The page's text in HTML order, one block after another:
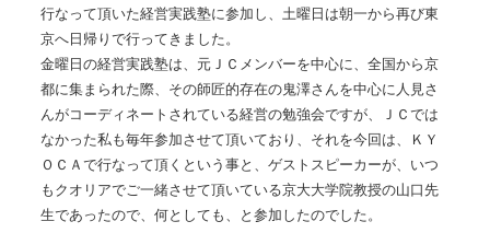
行なって頂いた経営実践塾に参加し、土曜日は朝一から再び東
京へ日帰りで行ってきました。
金曜日の経営実践塾は、元ＪＣメンバーを中心に、全国から京
都に集まられた際、その師匠的存在の鬼澤さんを中心に人見さ
んがコーディネートされている経営の勉強会ですが、ＪＣでは
なかった私も毎年参加させて頂いており、それを今回は、ＫＹ
ＯＣＡで行なって頂くという事と、ゲストスピーカーが、いつ
もクオリアでご一緒させて頂いている京大大学院教授の山口先
生であったので、何としても、と参加したのでした。